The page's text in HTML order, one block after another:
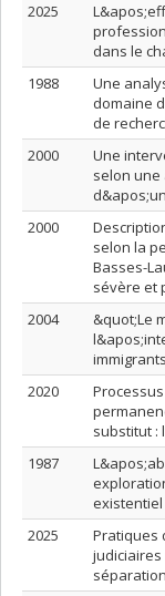
2025
dans le
1988
Une
domaine
de
2000
Une
selon une
2000
selon la
Basses-
sévère et
2004
&quot;Le
2020
substitut :
1987
2025
Pratiques